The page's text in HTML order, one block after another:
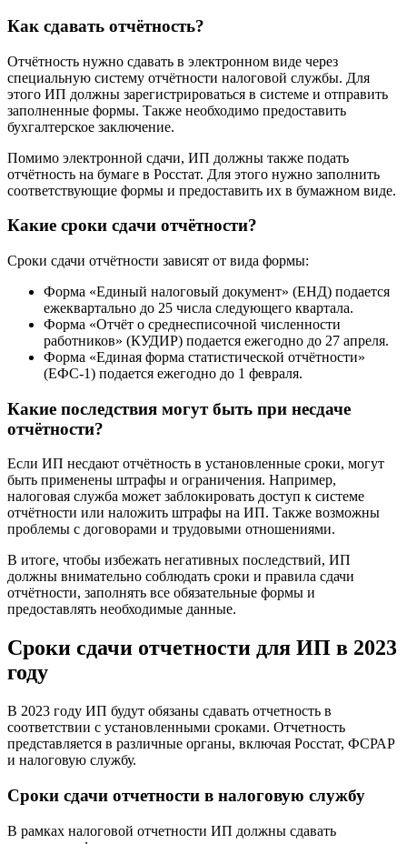
Как сдавать отчётность?
Отчётность нужно сдавать в электронном виде через
специальную систему отчётности налоговой службы. Для
этого ИП должны зарегистрироваться в системе и отправить
заполненные формы. Также необходимо предоставить
бухгалтерское заключение.
Помимо электронной сдачи, ИП должны также подать
отчётность на бумаге в Росстат. Для этого нужно заполнить
соответствующие формы и предоставить их в бумажном виде.
Какие сроки сдачи отчётности?
Сроки сдачи отчётности зависят от вида формы:
Форма «Единый налоговый документ» (ЕНД) подается
ежеквартально до 25 числа следующего квартала.
Форма «Отчёт о среднесписочной численности
работников» (КУДИР) подается ежегодно до 27 апреля.
Форма «Единая форма статистической отчётности»
(ЕФС-1) подается ежегодно до 1 февраля.
Какие последствия могут быть при несдаче
отчётности?
Если ИП несдают отчётность в установленные сроки, могут
быть применены штрафы и ограничения. Например,
налоговая служба может заблокировать доступ к системе
отчётности или наложить штрафы на ИП. Также возможны
проблемы с договорами и трудовыми отношениями.
В итоге, чтобы избежать негативных последствий, ИП
должны внимательно соблюдать сроки и правила сдачи
отчётности, заполнять все обязательные формы и
предоставлять необходимые данные.
Сроки сдачи отчетности для ИП в 2023
году
В 2023 году ИП будут обязаны сдавать отчетность в
соответствии с установленными сроками. Отчетность
представляется в различные органы, включая Росстат, ФСРАР
и налоговую службу.
Сроки сдачи отчетности в налоговую службу
В рамках налоговой отчетности ИП должны сдавать